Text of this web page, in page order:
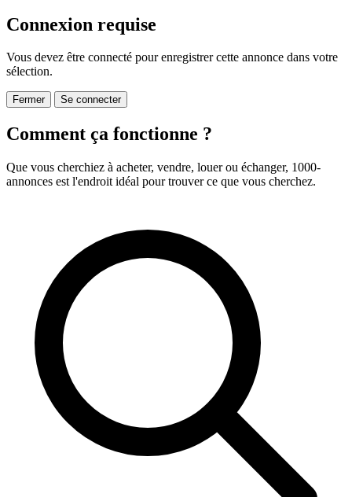
Connexion requise
Vous devez être connecté pour enregistrer cette annonce dans votre
sélection.
Fermer Se connecter
Comment ça fonctionne ?
Que vous cherchiez à acheter, vendre, louer ou échanger, 1000-
annonces est l'endroit idéal pour trouver ce que vous cherchez.